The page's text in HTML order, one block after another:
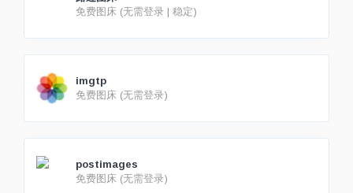
免费图床 (无需登录 | 稳定)
imgtp
免费图床 (无需登录)
postimages
免费图床 (无需登录)